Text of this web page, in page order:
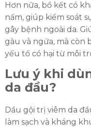
Hơn nữa, bồ kết có
nấm, giúp kiểm soát
gây bệnh ngoài da.
gàu và ngứa, mà còn
yếu tố có hại từ môi
Lưu ý khi
da đầu?
Dầu gội trị viêm da
làm sạch và kháng